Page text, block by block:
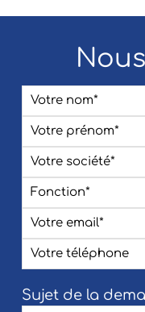
Sujet de la